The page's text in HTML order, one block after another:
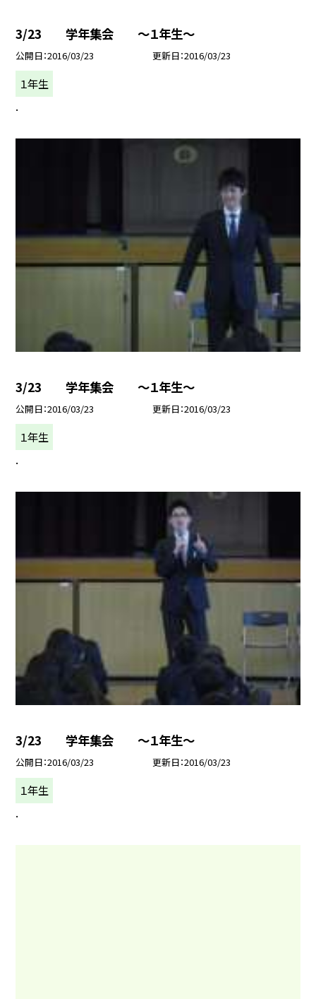
3/23 学年集会 〜１年生〜
公開日 2016/03/23 更新日 2016/03/23
１年生
.
3/23 学年集会 〜１年生〜
公開日 2016/03/23 更新日 2016/03/23
１年生
.
3/23 学年集会 〜１年生〜
公開日 2016/03/23 更新日 2016/03/23
１年生
.